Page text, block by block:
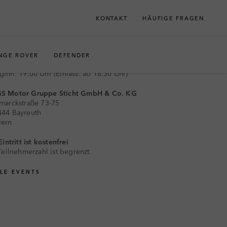
KONTAKT HÄUFIGE FRAGEN
ROVER DEFENDER
19:00 Uhr (Einlass: ab 18:30 Uhr)
Motor Gruppe Sticht GmbH & Co. KG
73-75
Bayreuth
ist kostenfrei
ist begrenzt.
EVENTS